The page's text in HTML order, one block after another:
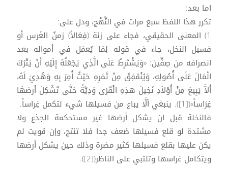
اما بعد:
تكرر هذا اللفظ سبع مرات في النَّهْج، ودل على:
1) المعنى الحقيقي، فجاء على زنة (فِعَالاً) زمنُ الغَرس أو
فسيل النخل، جاء في قوله لِمَا يُعمَل في أمواله بعد
انصرافه من صِفِّين: «وَيَشْتَرِطُ عَلَى الَّذِي يَجْعَلُهُ إِلَيْهِ أَنْ يَتْرُكَ
الْمَالَ عَلَى أُصُولِهِ، وَيُنْقفِقَ مِنْ ثَمَرِهِ حَيْثُ أُمِرَ بِهِ وَهُدِيَ لَهُ،
أَلاَّ يَبِيعَ مِنْ أَوْلاَدِ نَخِيلَ هذِهِ الْقُرَى وَدِيَّةً حَتَّى تُشْكِلَ أرضهَا
غِرَاساً»([1]). ينبغي ألَّا يباع من فسيلها شيء لتكمل غِراساً.
فالنخلة قبل ان يشكل أرضها غير مستحكمة الجذع ولا
مشتدة لو قلع فسيلها ضعف جدا فلا تنتج، وإن قويت لم
يكن عليها بقلع فسيلها كثير مضرة وذلك حين يشكل أرضها
ويتكامل غراسها وتلتبي على الناظر([2]).